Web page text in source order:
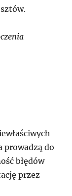
prowadzą do
błędów
przez